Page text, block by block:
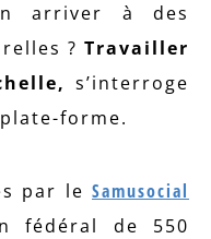
arriver à des
? Travailler
s’interroge
forme.
par le Samusocial
fédéral de 550